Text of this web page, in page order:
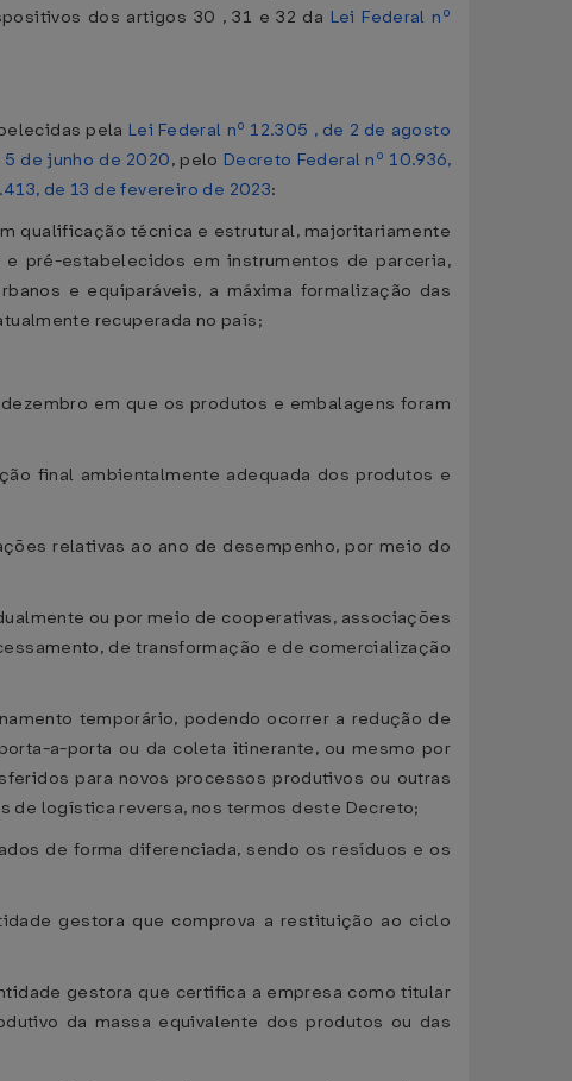
dos artigos 30 , 31 e 32 da Lei Federal nº
pela Lei Federal nº 12.305 , de 2 de agosto
de junho de 2020, pelo Decreto Federal nº 10.936,
de 13 de fevereiro de 2023:
qualificação técnica e estrutural, majoritariamente
pré-estabelecidos em instrumentos de parceria,
e equiparáveis, a máxima formalização das
recuperada no país;
em que os produtos e embalagens foram
final ambientalmente adequada dos produtos e
relativas ao ano de desempenho, por meio do
ou por meio de cooperativas, associações
de transformação e de comercialização
temporário, podendo ocorrer a redução de
a-porta ou da coleta itinerante, ou mesmo por
para novos processos produtivos ou outras
de logística reversa, nos termos deste Decreto;
de forma diferenciada, sendo os resíduos e os
gestora que comprova a restituição ao ciclo
gestora que certifica a empresa como titular
da massa equivalente dos produtos ou das